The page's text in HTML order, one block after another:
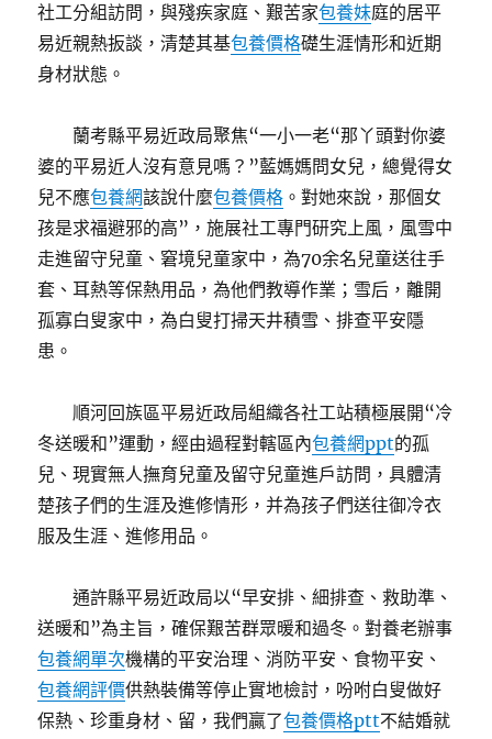
社工分組訪問，與殘疾家庭、艱苦家包養妹庭的居平
易近親熱扳談，清楚其基包養價格礎生涯情形和近期
身材狀態。
蘭考縣平易近政局聚焦“一小一老“那丫頭對你婆
婆的平易近人沒有意見嗎？”藍媽媽問女兒，總覺得女
兒不應包養網該說什麼包養價格 。對她來說，那個女
孩是求福避邪的高”，施展社工專門研究上風，風雪中
走進留守兒童、窘境兒童家中，為70余名兒童送往手
套、耳熱等保熱用品，為他們教導作業；雪后，離開
孤寡白叟家中，為白叟打掃天井積雪、排查平安隱
患。
順河回族區平易近政局組織各社工站積極展開“冷
冬送暖和”運動，經由過程對轄區內包養網ppt的孤
兒、現實無人撫育兒童及留守兒童進戶訪問，具體清
楚孩子們的生涯及進修情形，并為孩子們送往御冷衣
服及生涯、進修用品。
通許縣平易近政局以“早安排、細排查、救助準、
送暖和”為主旨，確保艱苦群眾暖和過冬。對養老辦事
包養網單次機構的平安治理、消防平安、食物平安、
包養網評價供熱裝備等停止實地檢討，吩咐白叟做好
保熱、珍重身材、留，我們贏了包養價格ptt不結婚就